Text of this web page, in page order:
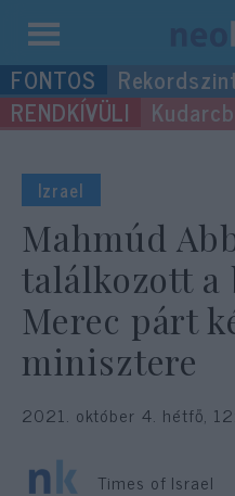
Kilépés
a
tartalomba
Izrael
Mahmúd
találkozott a
Merec párt
minisztere
2021. október 4. hétfő,
Times of Israel